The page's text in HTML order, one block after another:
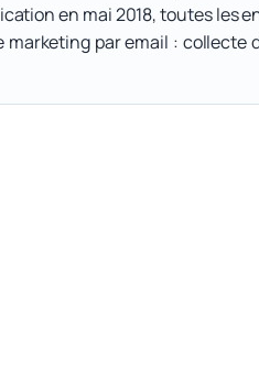
en mai 2018, toutes les
par email : collecte